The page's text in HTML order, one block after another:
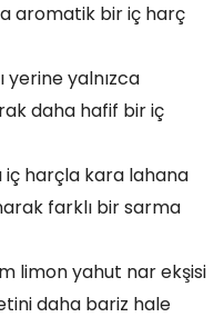
aromatik bir iç harç
yerine yalnızca
daha hafif bir iç
iç harçla kara lahana
farklı bir sarma
limon yahut nar ekşisi
daha bariz hale